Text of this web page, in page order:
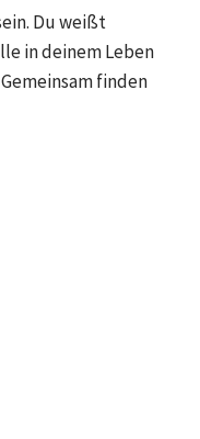
Du weißt
in deinem Leben
finden